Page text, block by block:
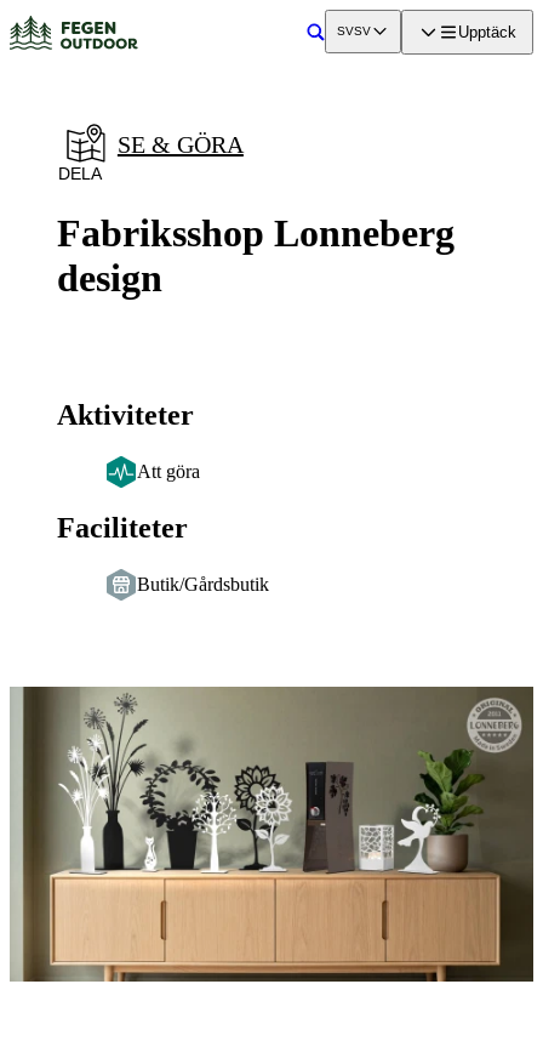
Upptäck
SökSVSV
Fabriksshop Lonneberg
design
SE & GÖRA
DELA
Aktiviteter
Att göra
Faciliteter
Butik/Gårdsbutik
Bildspel
bilder